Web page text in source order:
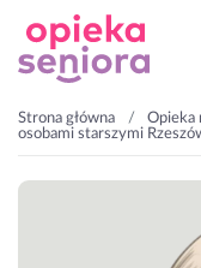
Strona główna Opieka
osobami starszymi